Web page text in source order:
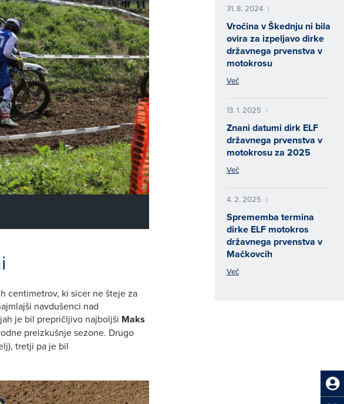
centimetrov, ki sicer ne šteje za
navdušenci nad
je bil prepričljivo najboljši Maks
preizkušnje sezone. Drugo
tretji pa je bil
31. 8. 2024 |
Vročina v Škednju ni bila
ovira za izpeljavo dirke
državnega prvenstva v
motokrosu
Več
13. 1. 2025 |
Znani datumi dirk ELF
državnega prvenstva v
motokrosu za 2025
Več
4. 2. 2025 |
Sprememba termina
dirke ELF motokros
državnega prvenstva v
Mačkovcih
Več